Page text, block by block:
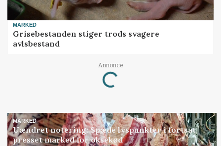
MARKED
Grisebestanden stiger trods svagere
avlsbestand
Annonce
Loading...
MARKED
Uændret notering: Spæde lyspunkter i fortsat
presset marked for oksekød